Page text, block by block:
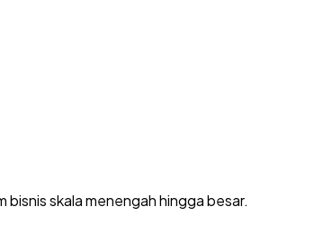
skala menengah hingga besar.